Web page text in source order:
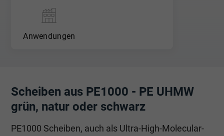
Anwendungen
Scheiben aus PE1000 - PE UHMW
grün, natur oder schwarz
PE1000 Scheiben, auch als Ultra-High-Molecular-